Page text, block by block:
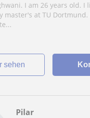
I am 26 years old. I
master's at TU
sehen
Pilar